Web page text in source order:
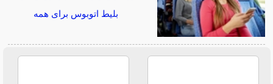
بلیط اتوبوس برای همه